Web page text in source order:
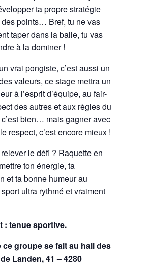
ta propre stratégie
points… Bref, tu ne vas
taper dans la balle, tu vas
à la dominer !
vrai pongiste, c’est aussi un
valeurs, ce stage mettra un
à l’esprit d’équipe, au fair-
des autres et aux règles du
bien… mais gagner avec
respect, c’est encore mieux !
le défi ? Raquette en
ton énergie, ta
et ta bonne humeur au
ultra rythmé et vraiment
: tenue sportive.
ce groupe se fait au hall des
Landen, 41 – 4280